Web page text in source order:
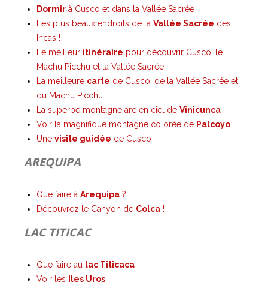
Dormir à Cusco et dans la Vallée Sacrée
Les plus beaux endroits de la Vallée Sacrée des
Incas !
Le meilleur itinéraire pour découvrir Cusco, le
Machu Picchu et la Vallée Sacrée
La meilleure carte de Cusco, de la Vallée Sacrée et
du Machu Picchu
La superbe montagne arc en ciel de Vinicunca
Voir la magnifique montagne colorée de Palcoyo
Une visite guidée de Cusco
AREQUIPA
Que faire à Arequipa ?
Découvrez le Canyon de Colca !
LAC TITICAC
Que faire au lac Titicaca
Voir les
Iles Uros